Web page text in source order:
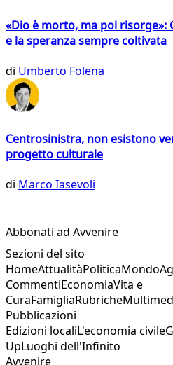
«Dio è morto, ma poi risorge»:
e la speranza sempre coltivata
di Umberto Folena
Centrosinistra, non esistono
progetto culturale
di Marco Iasevoli
Abbonati ad Avvenire
Sezioni del sito
HomeAttualitàPoliticaMondo
CommentiEconomiaVita e
CuraFamigliaRubriche
Pubblicazioni
Edizioni localiL'economia civile
UpLuoghi dell'Infinito
Avvenire